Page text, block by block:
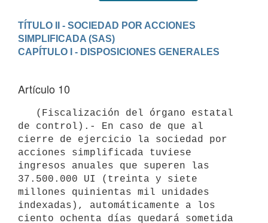
TÍTULO II - SOCIEDAD POR ACCIONES
SIMPLIFICADA (SAS)
Artículo 10
de control).- En caso de que al
cierre de ejercicio la sociedad por
acciones simplificada tuviese
ingresos anuales que superen las
37.500.000 UI (treinta y siete
millones quinientas mil unidades
indexadas), automáticamente a los
ciento ochenta días quedará sometida